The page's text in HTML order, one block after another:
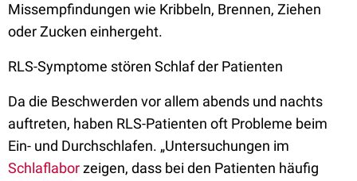
Missempfindungen wie Kribbeln, Brennen, Ziehen
oder Zucken einhergeht.
RLS-Symptome stören Schlaf der Patienten
Da die Beschwerden vor allem abends und nachts
auftreten, haben RLS-Patienten oft Probleme beim
Ein- und Durchschlafen. „Untersuchungen im
Schlaflaborzeigen, dass bei den Patienten häufig